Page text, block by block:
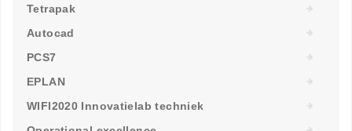
Tetrapak
Autocad
PCS7
EPLAN
WIFI2020 Innovatielab techniek